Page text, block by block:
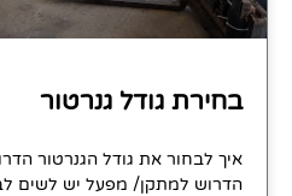
בחירת גודל גנרטור
איך לבחור את גודל הגנרטור
הדרוש למתקן/ מפעל יש לשים